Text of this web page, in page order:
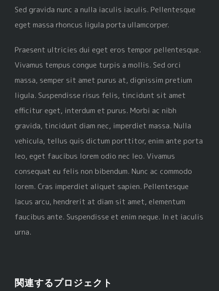
Sed gravida nunc a nulla iaculis iaculis. Pellentesque
eget massa rhoncus ligula porta ullamcorper.
Praesent ultricies dui eget eros tempor pellentesque.
Vivamus tempus congue turpis a mollis. Sed orci
massa, semper sit amet purus at, dignissim pretium
ligula. Suspendisse risus felis, tincidunt sit amet
efficitur eget, interdum et purus. Morbi ac nibh
gravida, tincidunt diam nec, imperdiet massa. Nulla
vehicula, tellus quis dictum porttitor, enim ante porta
leo, eget faucibus lorem odio nec leo. Vivamus
consequat eu felis non bibendum. Nunc ac commodo
lorem. Cras imperdiet aliquet sapien. Pellentesque
lacus arcu, hendrerit at diam sit amet, elementum
faucibus ante. Suspendisse et enim neque. In et iaculis
urna.
関連するプロジェクト